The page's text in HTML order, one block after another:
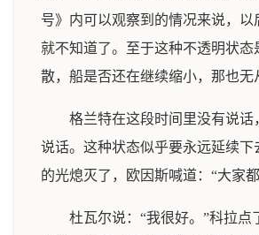
号》内可以观察到的情况来说，以
就不知道了。至于这种不透明状态
散，船是否还在继续缩小，那也无
格兰特在这段时间里没有说话
说话。这种状态似乎要永远延续下
的光熄灭了，欧因斯喊道：“大家
杜瓦尔说：“我很好。”科拉点